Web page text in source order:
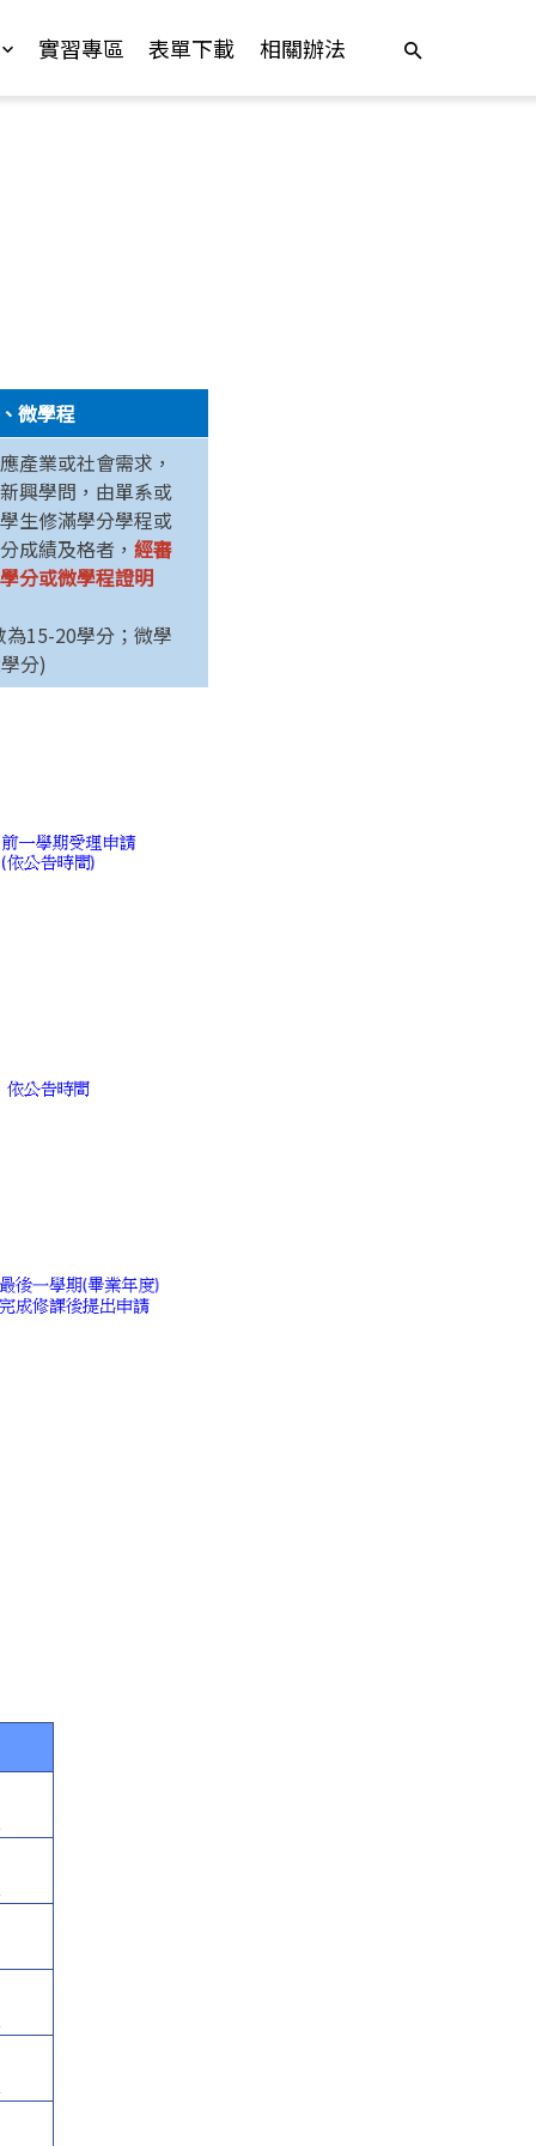
實習專區 表單下載 相關辦法
微學程
產業或社會需求，
興學問，由單系或
生修滿學分學程或
成績及格者， 經審
分或微學程證明
15-20學分；微學
分)